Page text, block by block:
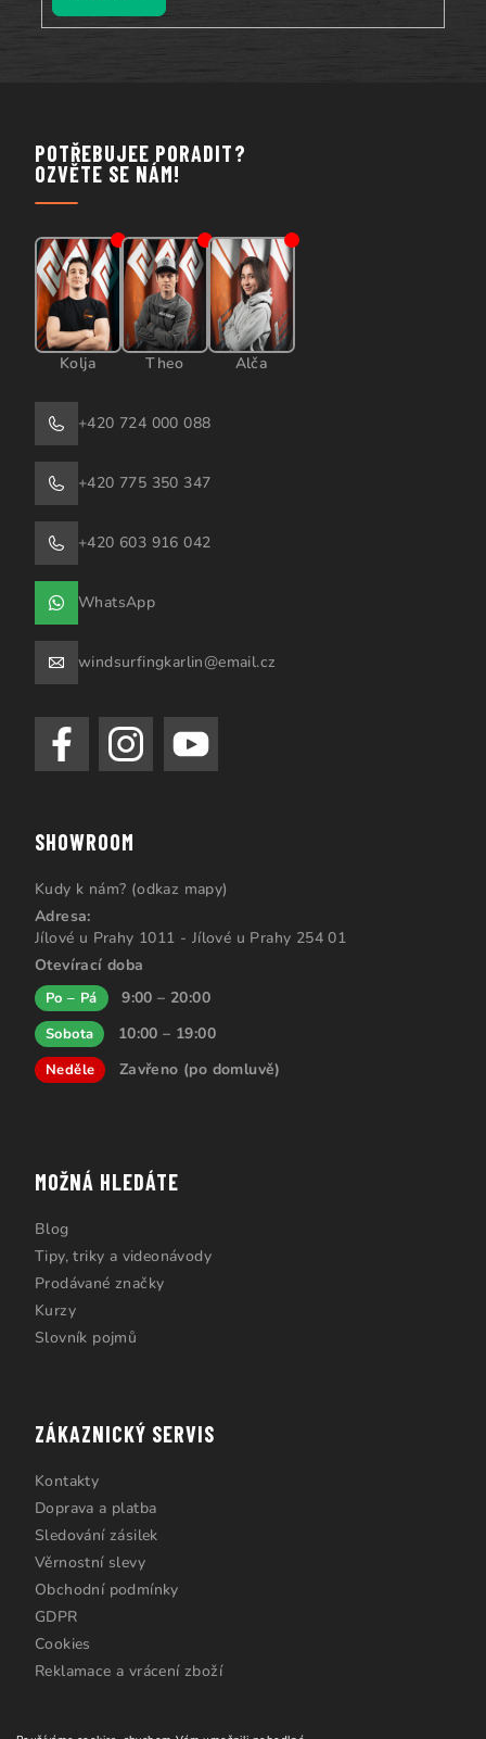
POTŘEBUJEE PORADIT?
OZVĚTE SE NÁM!
Kolja Theo Alča
+420 724 000 088
+420 775 350 347
+420 603 916 042
WhatsApp
windsurfingkarlin@email.cz
SHOWROOM
Kudy k nám? (odkaz mapy)
Adresa:
Jílové u Prahy 1011 - Jílové u Prahy 254 01
Otevírací doba
Po – Pá 9:00 – 20:00
Sobota 10:00 – 19:00
Neděle Zavřeno (po domluvě)
MOŽNÁ HLEDÁTE
Blog
Tipy, triky a videonávody
Prodávané značky
Kurzy
Slovník pojmů
ZÁKAZNICKÝ SERVIS
Kontakty
Doprava a platba
Sledování zásilek
Věrnostní slevy
Obchodní podmínky
GDPR
Cookies
Reklamace a vrácení zboží